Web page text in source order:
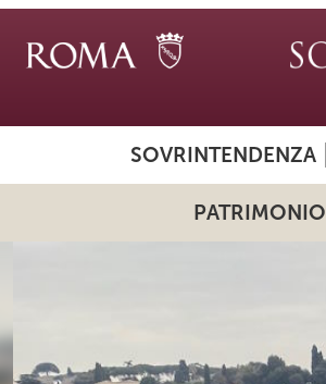
SOVRINTENDENZA
PATRIMONIO